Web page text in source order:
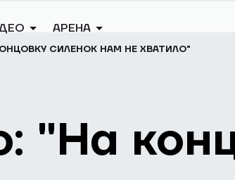
АРЕНА
СИЛЕНОК НАМ НЕ ХВАТИЛО"
"На